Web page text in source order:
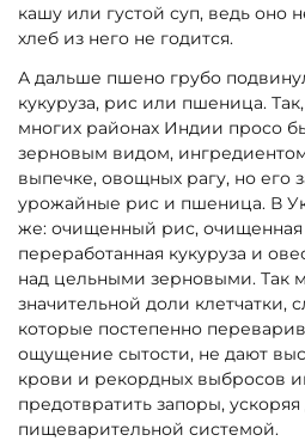
кашу или густой суп, ведь оно
хлеб из него не годится.
А дальше пшено грубо
кукуруза, рис или пшеница.
многих районах Индии просо
зерновым видом, ингредиентом
выпечке, овощных рагу, но его
урожайные рис и пшеница. В
же: очищенный рис, очищенная
переработанная кукуруза и
над цельными зерновыми. Так
значительной доли клетчатки,
которые постепенно
ощущение сытости, не дают
крови и рекордных выбросов
предотвратить запоры,
пищеварительной системой.